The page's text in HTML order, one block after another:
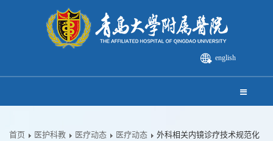
english
首页 医护科教 医疗动态 医疗动态
外科相关内镜诊疗技术规范化